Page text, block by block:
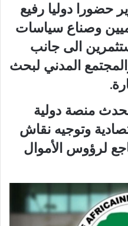
حضورا دوليا رفيع
وصناع سياسات
الى جانب
المدني لبحث
منصة دولية
وتوجيه نقاش
لرؤوس الأموال